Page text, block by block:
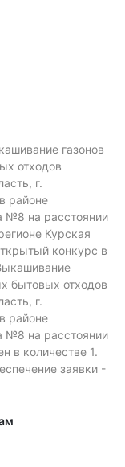
газонов
отходов
г.
районе
№8 на расстоянии
Курская
конкурс в
бытовых отходов
г.
районе
№8 на расстоянии
в количестве 1.
заявки -